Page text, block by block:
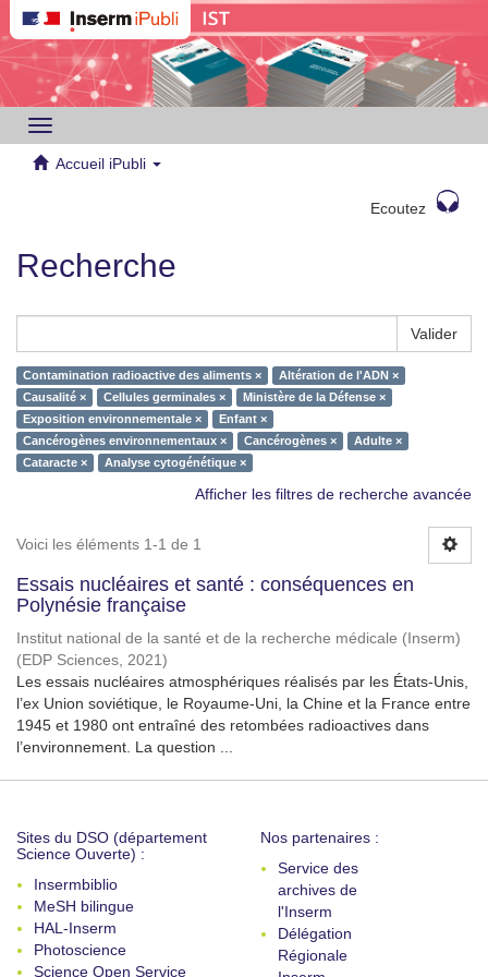
Toggle
navigation
Accueil iPubli
Ecoutez
Recherche
Valider
Contamination radioactive des aliments ×
Altération de l'ADN ×
Causalité ×
Cellules germinales ×
Ministère de la Défense ×
Exposition environnementale ×
Enfant ×
Cancérogènes environnementaux ×
Cancérogènes ×
Adulte ×
Cataracte ×
Analyse cytogénétique ×
Afficher les filtres de recherche avancée
Voici les éléments 1-1 de 1
Essais nucléaires et santé : conséquences en
Polynésie française
Institut national de la santé et de la recherche médicale (Inserm)
(EDP Sciences, 2021)
Les essais nucléaires atmosphériques réalisés par les États-Unis,
l’ex Union soviétique, le Royaume-Uni, la Chine et la France entre
1945 et 1980 ont entraîné des retombées radioactives dans
l’environnement. La question ...
Sites du DSO (département
Science Ouverte) :
Insermbiblio
MeSH bilingue
HAL-Inserm
Photoscience
Science Open Service
Nos partenaires :
Service des
archives de
l'Inserm
Délégation
Régionale